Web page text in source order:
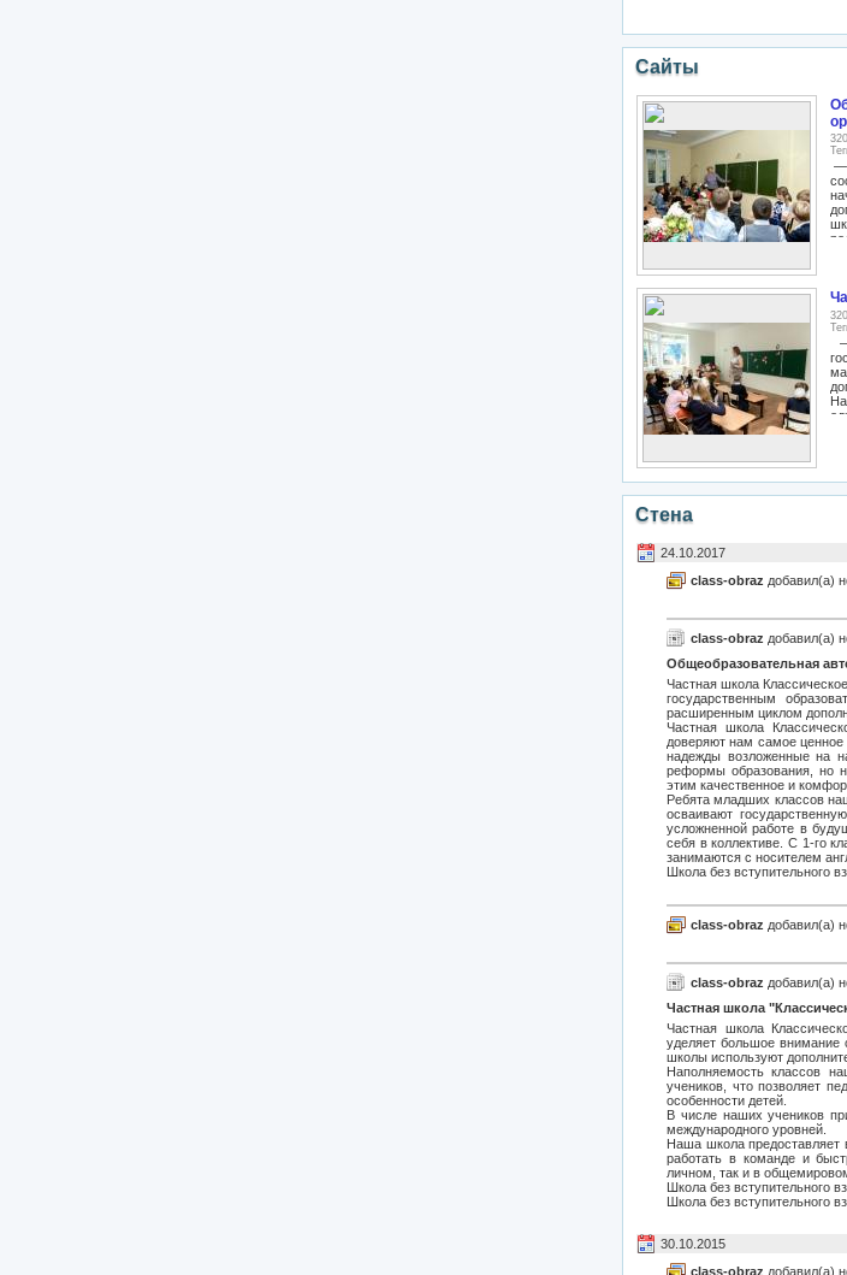
Сайты
—
Стена
24.10.2017
class-obraz добавил(а)
class-obraz добавил(а)
Общеобразовательная
Частная школа
государственным
расширенным циклом
Частная школа
доверяют нам самое
надежды возложенные на
реформы образования, но
этим качественное и
Ребята младших классов
осваивают
усложненной работе в
себя в коллективе. С 1-го
занимаются с носителем
Школа без вступительного
class-obraz добавил(а)
class-obraz добавил(а)
Частная школа
Частная школа
уделяет большое внимание
школы используют
Наполняемость классов
учеников, что позволяет
особенности детей.
В числе наших учеников
международного уровней.
Наша школа предоставляет
работать в команде и
личном, так и в
Школа без вступительного
Школа без вступительного
30.10.2015
class-obraz добавил(а)